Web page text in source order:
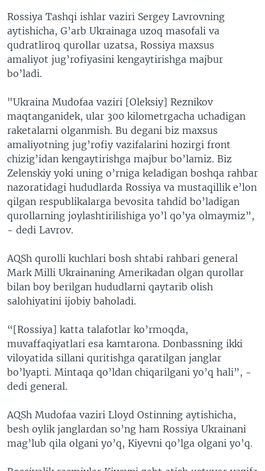
Rossiya Tashqi ishlar vaziri Sergey Lavrovning
aytishicha, G’arb Ukrainaga uzoq masofali va
qudratliroq qurollar uzatsa, Rossiya maxsus
amaliyot jug’rofiyasini kengaytirishga majbur
bo’ladi.
"Ukraina Mudofaa vaziri [Oleksiy] Reznikov
maqtanganidek, ular 300 kilometrgacha uchadigan
raketalarni olganmish. Bu degani biz maxsus
amaliyotning jug’rofiy vazifalarini hozirgi front
chizig’idan kengaytirishga majbur bo’lamiz. Biz
Zelenskiy yoki uning o’rniga keladigan boshqa rahbar
nazoratidagi hududlarda Rossiya va mustaqillik e’lon
qilgan respublikalarga bevosita tahdid bo’ladigan
qurollarning joylashtirilishiga yo’l qo’ya olmaymiz”,
- dedi Lavrov.
AQSh qurolli kuchlari bosh shtabi rahbari general
Mark Milli Ukrainaning Amerikadan olgan qurollar
bilan boy berilgan hududlarni qaytarib olish
salohiyatini ijobiy baholadi.
“[Rossiya] katta talafotlar ko’rmoqda,
muvaffaqiyatlari esa kamtarona. Donbassning ikki
viloyatida sillani quritishga qaratilgan janglar
bo’lyapti. Mintaqa qo’ldan chiqarilgani yo’q hali”, -
dedi general.
AQSh Mudofaa vaziri Lloyd Ostinning aytishicha,
besh oylik janglardan so’ng ham Rossiya Ukrainani
mag’lub qila olgani yo’q, Kiyevni qo’lga olgani yo’q.